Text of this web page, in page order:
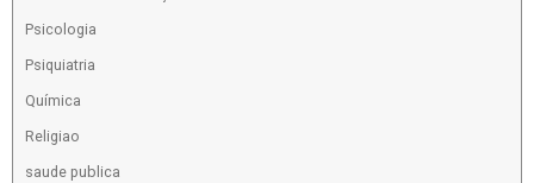
Psicologia
Psiquiatria
Química
Religiao
saude publica